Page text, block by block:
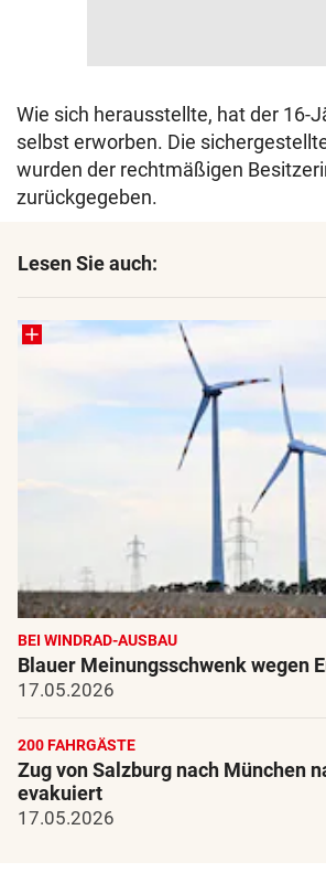
Wie sich herausstellte, hat der 16-
selbst erworben. Die
wurden der rechtmäßigen
zurückgegeben.
Lesen Sie auch:
BEI WINDRAD-AUSBAU
Blauer Meinungsschwenk wegen
17.05.2026
200 FAHRGÄSTE
Zug von Salzburg nach München
evakuiert
17.05.2026